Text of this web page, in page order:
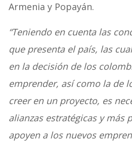
Armenia y Popayán.
“Teniendo en cuenta las
que presenta el país, las
en la decisión de los
emprender, así como la de
creer en un proyecto, es
alianzas estratégicas y más
apoyen a los nuevos